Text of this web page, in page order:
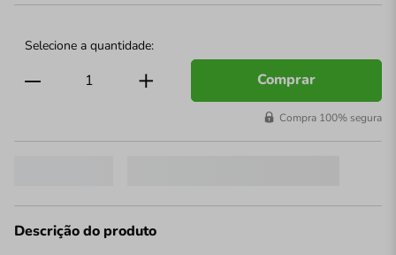
Comprar
Compra 100% segura
Descrição do produto